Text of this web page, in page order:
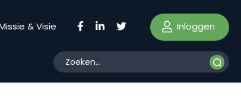
& Visie Inloggen